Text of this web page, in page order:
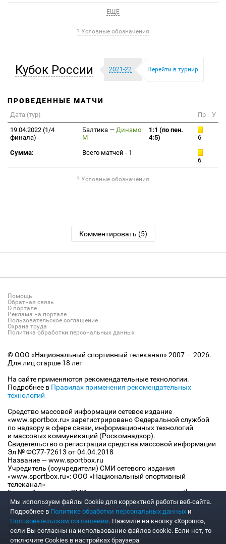
ЕЩЕ
? Условные обозначения
Кубок России 2021-22 Перейти в турнир
ПРОВЕДЕННЫЕ МАТЧИ
Дата (тур) Пр
У
19.04.2022 (1/4
финала)
Балтика — Динамо
М
1:1 (по пен.
4:5)
6
Сумма:
Всего матчей - 1
6
? Условные обозначения
Комментировать (5)
Помощь
Обратная связь
О портале
Реклама на портале
Пользовательское соглашение
Охрана труда
Политика обработки персональных данных
© ООО «Национальный спортивный телеканал» 2007 — 2026.
Для лиц старше 18 лет
На сайте применяются рекомендательные технологии.
Подробнее в Правилах применения рекомендательных
технологий
Средство массовой информации сетевое издание
«www.sportbox.ru» зарегистрировано Федеральной службой
по надзору в сфере связи, информационных технологий
и массовых коммуникаций (Роскомнадзор).
Свидетельство о регистрации средства массовой информации
Эл № ФС77-72613 от 04.04.2018
Название — www.sportbox.ru
Учредитель (соучредители) СМИ сетевого издания
«www.sportbox.ru»: ООО «Национальный спортивный
телеканал»
Главный редактор СМИ сетевого издания «www.sportbox.ru»:
Конов В.А.
Номер телефона редакции СМИ сетевого издания
«www.sportbox.ru»: +7 (495) 653 8419
Адрес электронной почты редакции СМИ сетевого издания
«www.sportbox.ru»: editor@sportbox.ru
Мы используем файлы Сookie для корректной работы веб-сайта.
Подробнее в Политике обработки персональных данных и
Пользовательском соглашении. Нажмите на кнопку «Хорошо»,
если Вы согласны на использование файлов cookie. Если нет, то
отключите Cookies в настройках браузера